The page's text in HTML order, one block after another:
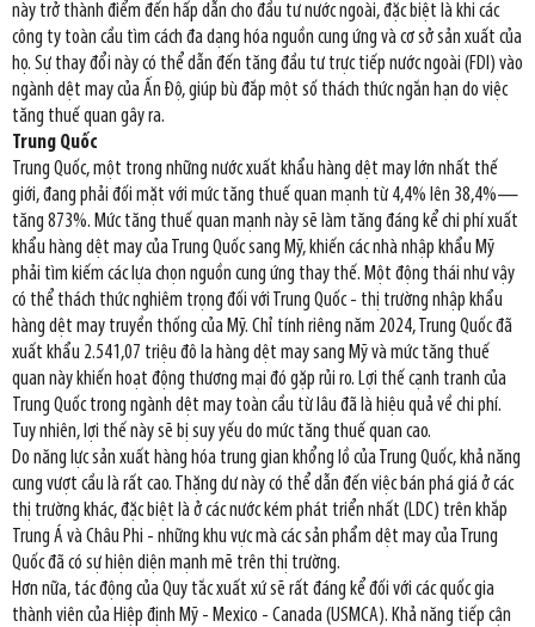
này trở thành điểm đến hấp dẫn cho đầu tư nước ngoài, đặc biệt là khi các
công ty toàn cầu tìm cách đa dạng hóa nguồn cung ứng và cơ sở sản xuất của
họ. Sự thay đổi này có thể dẫn đến tăng đầu tư trực tiếp nước ngoài (FDI) vào
ngành dệt may của Ấn Độ, giúp bù đắp một số thách thức ngắn hạn do việc
tăng thuế quan gây ra.
Trung Quốc
Trung Quốc, một trong những nước xuất khẩu hàng dệt may lớn nhất thế
giới, đang phải đối mặt với mức tăng thuế quan mạnh từ 4,4% lên 38,4%—
tăng 873%. Mức tăng thuế quan mạnh này sẽ làm tăng đáng kể chi phí xuất
khẩu hàng dệt may của Trung Quốc sang Mỹ, khiến các nhà nhập khẩu Mỹ
phải tìm kiếm các lựa chọn nguồn cung ứng thay thế. Một động thái như vậy
có thể thách thức nghiêm trọng đối với Trung Quốc - thị trường nhập khẩu
hàng dệt may truyền thống của Mỹ. Chỉ tính riêng năm 2024, Trung Quốc đã
xuất khẩu 2.541,07 triệu đô la hàng dệt may sang Mỹ và mức tăng thuế
quan này khiến hoạt động thương mại đó gặp rủi ro. Lợi thế cạnh tranh của
Trung Quốc trong ngành dệt may toàn cầu từ lâu đã là hiệu quả về chi phí.
Tuy nhiên, lợi thế này sẽ bị suy yếu do mức tăng thuế quan cao.
Do năng lực sản xuất hàng hóa trung gian khổng lồ của Trung Quốc, khả năng
cung vượt cầu là rất cao. Thặng dư này có thể dẫn đến việc bán phá giá ở các
thị trường khác, đặc biệt là ở các nước kém phát triển nhất (LDC) trên khắp
Trung Á và Châu Phi - những khu vực mà các sản phẩm dệt may của Trung
Quốc đã có sự hiện diện mạnh mẽ trên thị trường.
Hơn nữa, tác động của Quy tắc xuất xứ sẽ rất đáng kể đối với các quốc gia
thành viên của Hiệp định Mỹ - Mexico - Canada (USMCA). Khả năng tiếp cận